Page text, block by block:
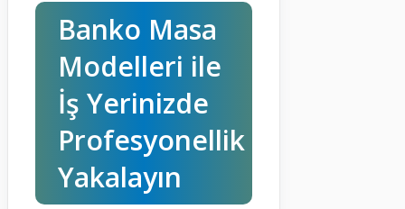
Banko Masa
Modelleri ile
İş Yerinizde
Profesyonellik
Yakalayın